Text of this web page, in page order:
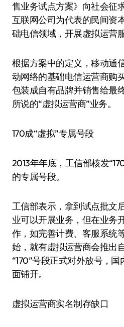
售业务试点方案》向社会征
互联网公司为代表的民间资
础电信领域，开展虚拟运营服
根据方案中的定义，移动通
动网络的基础电信运营商购
包装成自有品牌并销售给最
所说的“虚拟运营商”业务。
170成“虚拟”专属号段
2013年年底，工信部核发
的专属号段。
工信部表示，拿到试点批文
业可以开展业务，但在业务
作，如完善计费、客服系统
始，就有虚拟运营商会推出
“170”号段正式对外放号，
面铺开。
虚拟运营商实名制存缺口